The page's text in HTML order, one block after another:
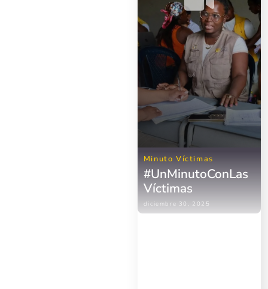
Minuto Víctimas
#UnMinutoConLas
Víctimas
diciembre 30, 2025